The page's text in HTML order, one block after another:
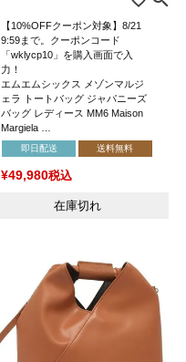
【10%OFFクーポン対象】8/21
9:59まで。クーポンコード
「wklycp10」を購入画面で入
力！
エムエムシックス メゾンマルジ
ェラ トートバッグ ジャパニーズ
バッグ レディース MM6 Maison
Margiela …
即日配送 送料無料
¥49,980税込
在庫切れ